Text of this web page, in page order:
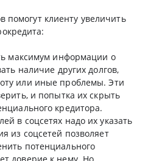
помогут клиенту увеличить
максимум информации о
наличие других долгов,
или иные проблемы. Эти
и попытка их скрыть
кредитора.
в соцсетях надо их указать
из соцсетей позволяет
потенциального